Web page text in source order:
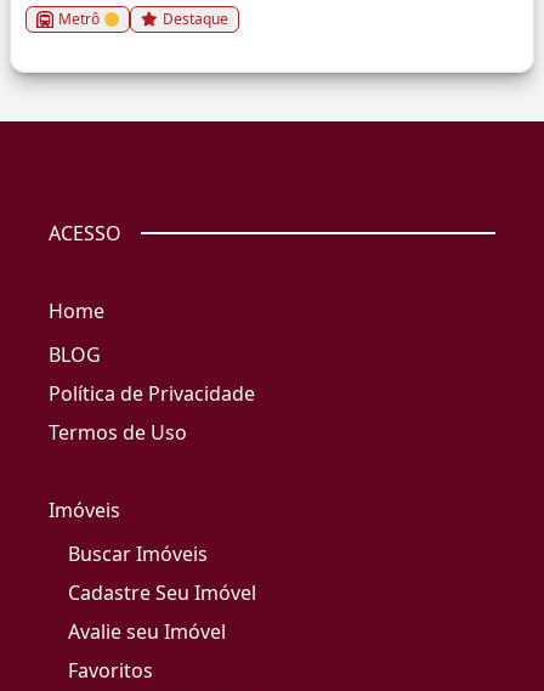
Metrô Destaque
ACESSO
Home
BLOG
Política de Privacidade
Termos de Uso
Imóveis
Buscar Imóveis
Cadastre Seu Imóvel
Avalie seu Imóvel
Favoritos